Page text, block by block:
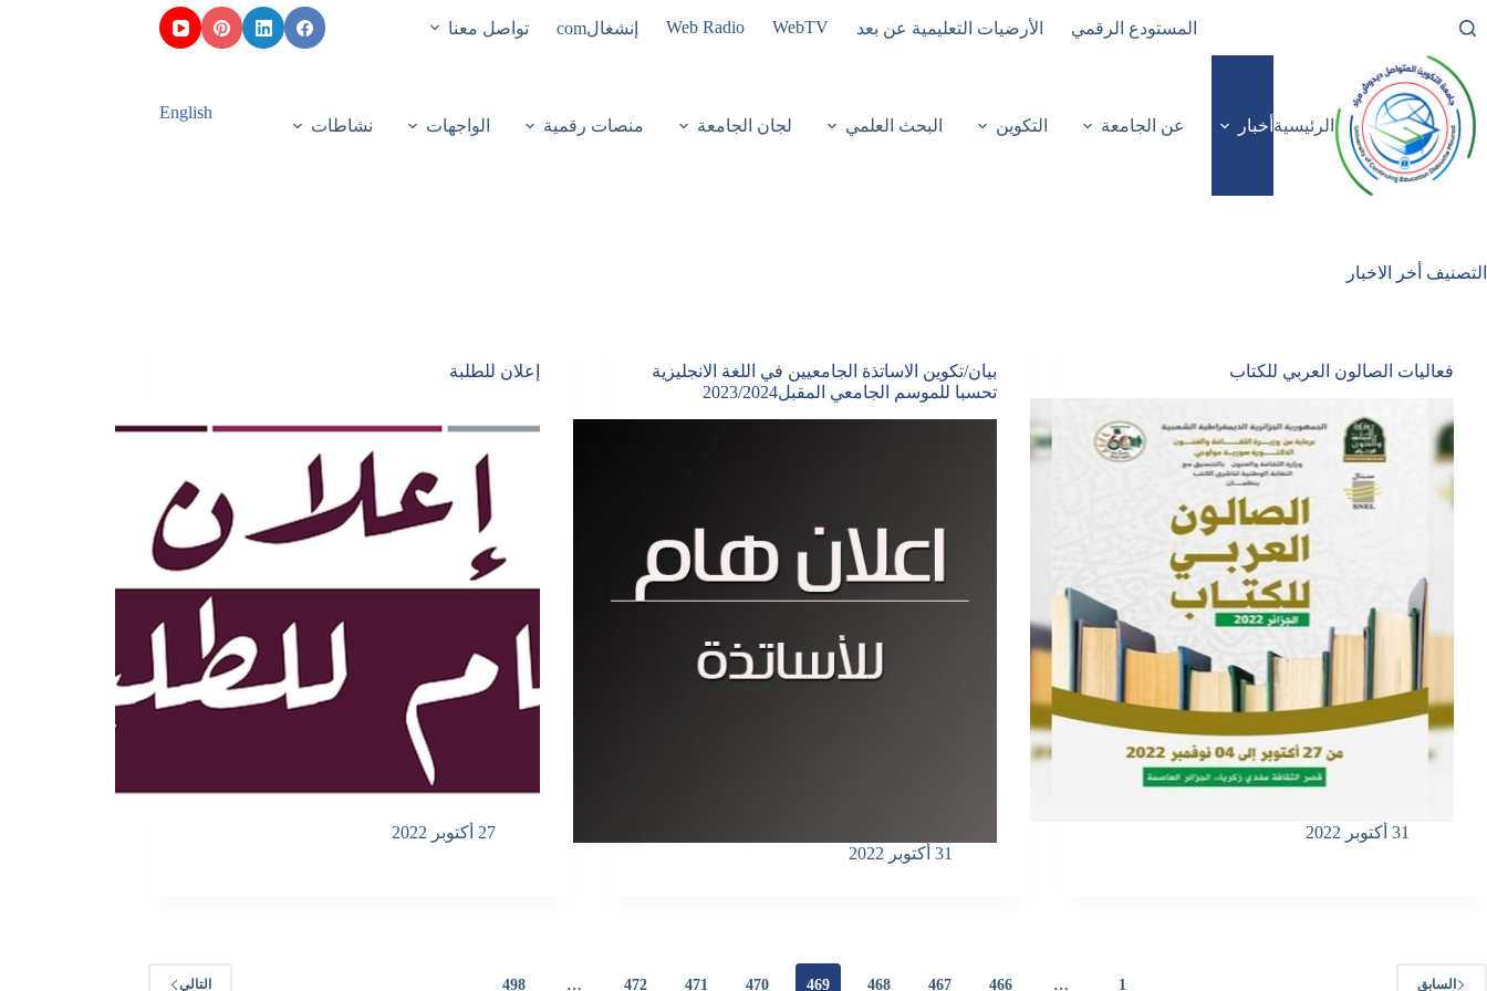
إلى
المحتوى
المستودع الرقمي الأرضيات التعليمية عن بعد WebTV
Web Radio إنشغالcom تواصل معنا
الرئيسية أخبار عن الجامعة التكوين البحث العلمي لجان الجامعة منصات رقمية الواجهات نشاطات
English
التصنيف أخر الاخبار
فعاليات الصالون العربي للكتاب
31 أكتوبر 2022
بيان/تكوين الاساتذة الجامعيين في اللغة الانجليزية
تحسبا للموسم الجامعي المقبل2023/2024‎
31 أكتوبر 2022
إعلان للطلبة
27 أكتوبر 2022
السابق 1
…
466
467
468
469
470
471
472
…
498 التالي